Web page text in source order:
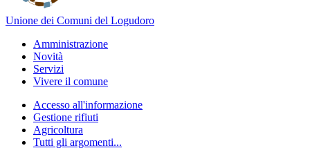
Unione dei Comuni del Logudoro
Amministrazione
Novità
Servizi
Vivere il comune
Accesso all'informazione
Gestione rifiuti
Agricoltura
Tutti gli argomenti...